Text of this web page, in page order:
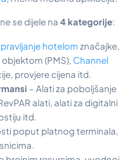
se dijele na 4 kategorije:
hotelom značajke,
(PMS), Channel
provjere cijena itd.
– Alati za poboljšanje
alati, alati za digitalni
itd.
poput platnog terminala,